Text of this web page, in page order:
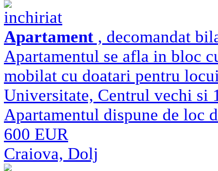
inchiriat
Apartament , decomandat
Apartamentul se afla in bloc
mobilat cu doatari pentru
Universitate, Centrul vechi si
Apartamentul dispune de loc
600 EUR
Craiova, Dolj